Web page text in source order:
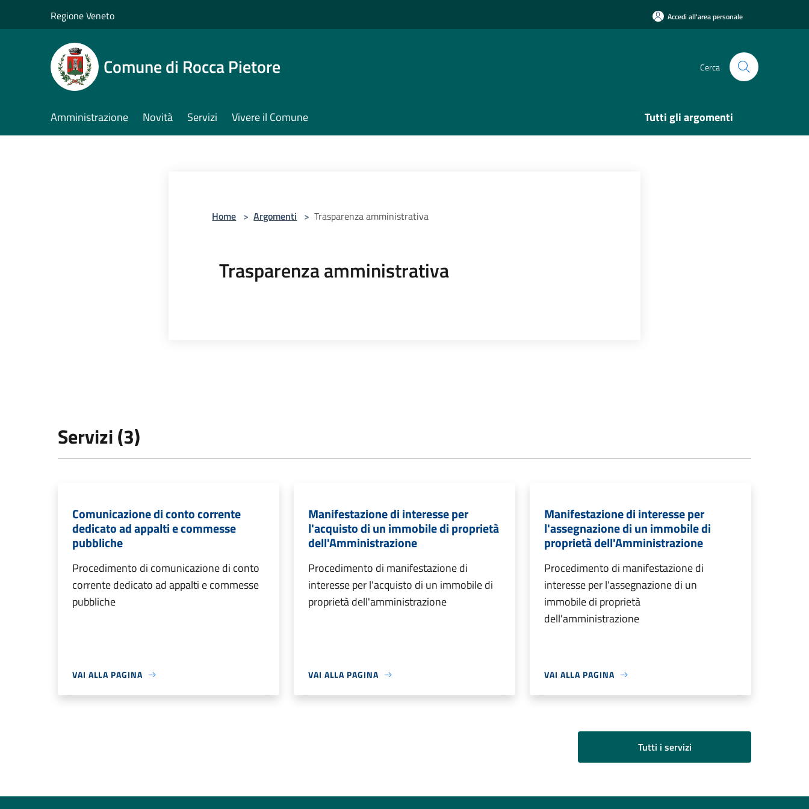
Regione Veneto Accedi all'area personale
Comune di Rocca Pietore Cerca
Amministrazione Novità Servizi Vivere il Comune Tutti gli argomenti
Home > Argomenti > Trasparenza amministrativa
Trasparenza amministrativa
Servizi (3)
Comunicazione di conto corrente
dedicato ad appalti e commesse
pubbliche
Procedimento di comunicazione di conto
corrente dedicato ad appalti e commesse
pubbliche
VAI ALLA PAGINA
Manifestazione di interesse per
l'acquisto di un immobile di proprietà
dell'Amministrazione
Procedimento di manifestazione di
interesse per l'acquisto di un immobile di
proprietà dell'amministrazione
VAI ALLA PAGINA
Manifestazione di interesse per
l'assegnazione di un immobile di
proprietà dell'Amministrazione
Procedimento di manifestazione di
interesse per l'assegnazione di un
immobile di proprietà
dell'amministrazione
VAI ALLA PAGINA
Tutti i servizi